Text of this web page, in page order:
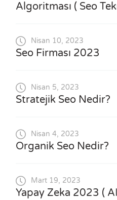
Algoritması ( Seo
Nisan 10, 2023
Seo Firması 2023
Nisan 5, 2023
Stratejik Seo Nedir?
Nisan 4, 2023
Organik Seo Nedir?
Mart 19, 2023
Yapay Zeka 2023 (